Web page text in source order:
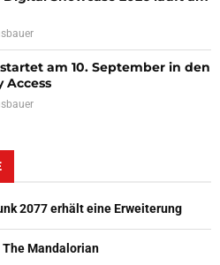
am 10. September in den
Access
2077 erhält eine Erweiterung
Mandalorian